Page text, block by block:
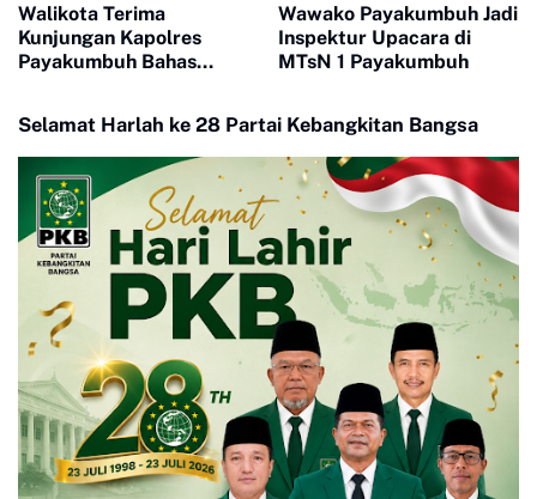
Walikota Terima
Kunjungan Kapolres
Payakumbuh Bahas
Wawako Payakumbuh Jadi
Inspektur Upacara di
MTsN 1 Payakumbuh
Selamat Harlah ke 28 Partai Kebangkitan Bangsa